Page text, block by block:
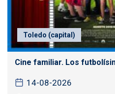
Toledo (capital)
Cine familiar. Los
14-08-2026